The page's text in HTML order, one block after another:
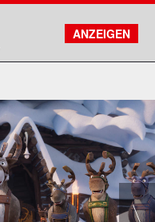
FILMSUCHE
KONTO
ANZEIGEN